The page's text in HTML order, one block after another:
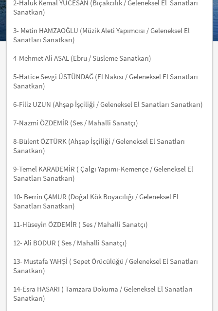
2-Haluk Kemal YÜCESAN (Bıçakcılık / Geleneksel El Sanatları
Sanatkarı)
3- Metin HAMZAOĞLU (Müzik Aleti Yapımcısı / Geleneksel El
Sanatları Sanatkarı)
4-Mehmet Ali ASAL (Ebru / Süsleme Sanatkarı)
5-Hatice Sevgi ÜSTÜNDAĞ (El Nakısı / Geleneksel El Sanatları
Sanatkarı)
6-Filiz UZUN (Ahşap İşçiliği / Geleneksel El Sanatları Sanatkarı)
7-Nazmi ÖZDEMİR (Ses / Mahalli Sanatçı)
8-Bülent ÖZTÜRK (Ahşap İşçiliği / Geleneksel El Sanatları
Sanatkarı)
9-Temel KARADEMİR ( Çalgı Yapımı-Kemençe / Geleneksel El
Sanatları Sanatkarı)
10- Berrin ÇAMUR (Doğal Kök Boyacılığı / Geleneksel El
Sanatları Sanatkarı)
11-Hüseyin ÖZDEMİR ( Ses / Mahalli Sanatçı)
12- Ali BODUR ( Ses / Mahalli Sanatçı)
13- Mustafa YAHŞİ ( Sepet Örücülüğü / Geleneksel El Sanatları
Sanatkarı)
14-Esra HASARI ( Tamzara Dokuma / Geleneksel El Sanatları
Sanatkarı)